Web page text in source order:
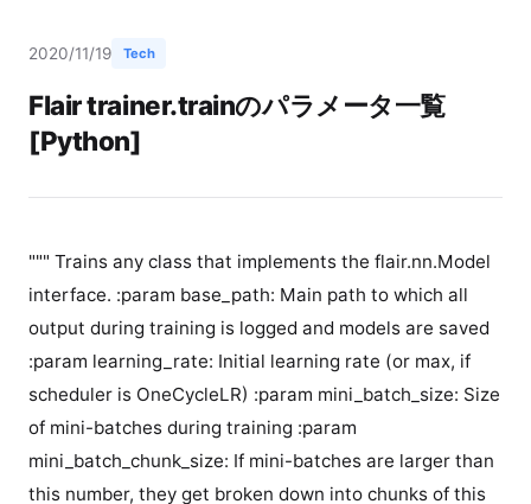
2020/11/19 Tech
Flair trainer.trainのパラメータ一覧
[Python]
""" Trains any class that implements the flair.nn.Model
interface. :param base_path: Main path to which all
output during training is logged and models are saved
:param learning_rate: Initial learning rate (or max, if
scheduler is OneCycleLR) :param mini_batch_size: Size
of mini-batches during training :param
mini_batch_chunk_size: If mini-batches are larger than
this number, they get broken down into chunks of this